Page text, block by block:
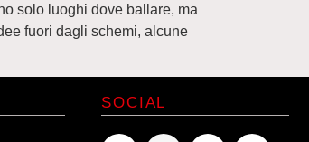
solo luoghi dove ballare, ma
fuori dagli schemi, alcune
SOCIAL